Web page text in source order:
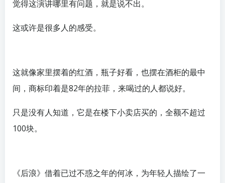
觉得这演讲哪里有问题，就是说不出。
这或许是很多人的感受。
这就像家里摆着的红酒，瓶子好看，也摆在酒柜的最中
间，商标印着是82年的拉菲，来喝过的人都说好。
只是没有人知道，它是在楼下小卖店买的，全额不超过
100块。
《后浪》借着已过不惑之年的何冰，为年轻人描绘了一